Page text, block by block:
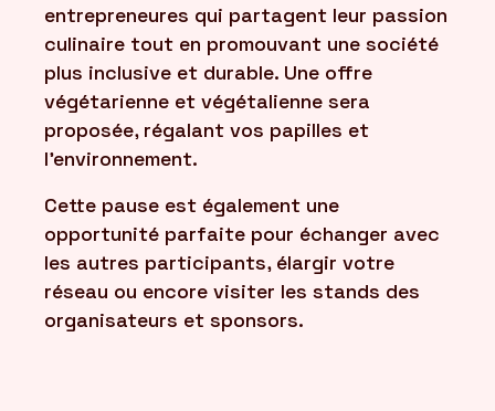
entrepreneures qui partagent leur passion
culinaire tout en promouvant une société
plus inclusive et durable. Une offre
végétarienne et végétalienne sera
proposée, régalant vos papilles et
l'environnement.
Cette pause est également une
opportunité parfaite pour échanger avec
les autres participants, élargir votre
réseau ou encore visiter les stands des
organisateurs et sponsors.